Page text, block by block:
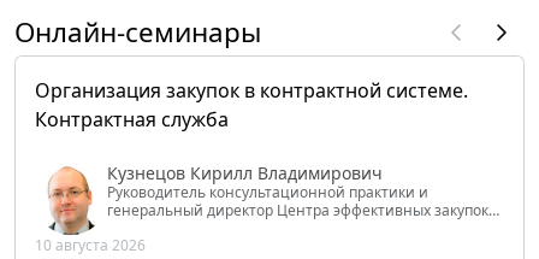
Онлайн-семинары
Организация закупок в контрактной системе.
Контрактная служба
Кузнецов Кирилл Владимирович
Руководитель консультационной практики и
генеральный директор Центра эффективных закупок
РФ
10 августа 2026